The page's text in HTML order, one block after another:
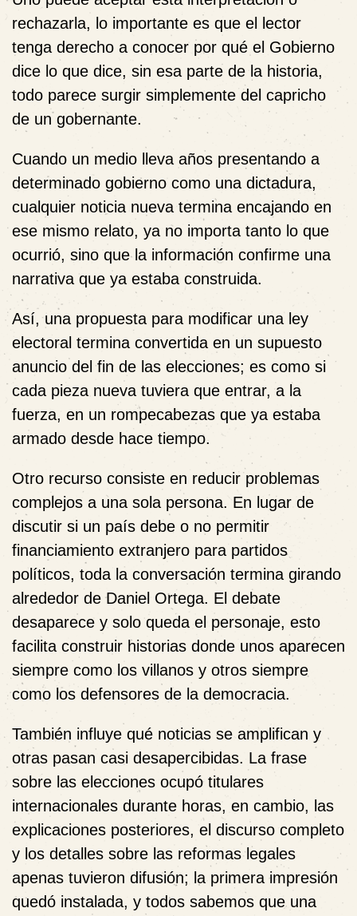
rechazarla, lo importante es que el lector
tenga derecho a conocer por qué el Gobierno
dice lo que dice, sin esa parte de la historia,
todo parece surgir simplemente del capricho
de un gobernante.
Cuando un medio lleva años presentando a
determinado gobierno como una dictadura,
cualquier noticia nueva termina encajando en
ese mismo relato, ya no importa tanto lo que
ocurrió, sino que la información confirme una
narrativa que ya estaba construida.
Así, una propuesta para modificar una ley
electoral termina convertida en un supuesto
anuncio del fin de las elecciones; es como si
cada pieza nueva tuviera que entrar, a la
fuerza, en un rompecabezas que ya estaba
armado desde hace tiempo.
Otro recurso consiste en reducir problemas
complejos a una sola persona. En lugar de
discutir si un país debe o no permitir
financiamiento extranjero para partidos
políticos, toda la conversación termina girando
alrededor de Daniel Ortega. El debate
desaparece y solo queda el personaje, esto
facilita construir historias donde unos aparecen
siempre como los villanos y otros siempre
como los defensores de la democracia.
También influye qué noticias se amplifican y
otras pasan casi desapercibidas. La frase
sobre las elecciones ocupó titulares
internacionales durante horas, en cambio, las
explicaciones posteriores, el discurso completo
y los detalles sobre las reformas legales
apenas tuvieron difusión; la primera impresión
quedó instalada, y todos sabemos que una